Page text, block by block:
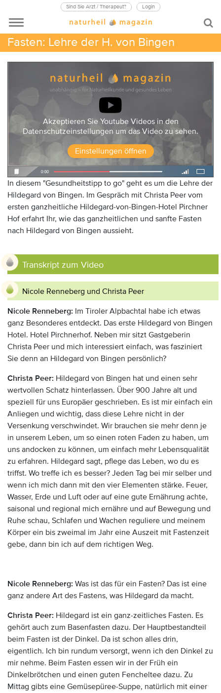
Sind Sie Arzt / Therapeut? Login
Fasten: Lehre der H. von Bingen
Akzeptieren Sie Youtube Videos in den
Datenschutzeinstellungen um das Video zu sehen.
Einstellungen öffnen
In diesem "Gesundheitstipp to go" geht es um die Lehre der
Hildegard von Bingen. Im Gespräch mit Christa Peer vom
ersten ganzheitliche Hildegard-von-Bingen-Hotel Pirchner
Hof erfahrt Ihr, wie das ganzheitlichen und sanfte Fasten
nach Hildegard von Bingen aussieht.
Transkript zum Video
Nicole Renneberg und Christa Peer
Nicole Renneberg: Im Tiroler Alpbachtal habe ich etwas
ganz Besonderes entdeckt. Das erste Hildegard von Bingen
Hotel. Hotel Pirchnerhof. Neben mir sitzt Gastgeberin
Christa Peer und mich interessiert einfach, was fasziniert
Sie denn an Hildegard von Bingen persönlich?
Christa Peer: Hildegard von Bingen hat und einen sehr
wertvollen Schatz hinterlassen. Über 900 Jahre alt und
speziell für uns Europäer geschrieben. Es ist mir einfach ein
Anliegen und wichtig, dass diese Lehre nicht in der
Versenkung verschwindet. Wir brauchen sie mehr denn je
in unserem Leben, um so einen roten Faden zu haben, um
uns andocken zu können, um einfach mehr Lebensqualität
zu erfahren. Hildegard sagt, pflege das Leben, wo du es
triffst. Wo treffe ich es besser? Jeden Tag bei mir selber und
wenn ich mich dann mit den vier Elementen stärke. Feuer,
Wasser, Erde und Luft oder auf eine gute Ernährung achte,
saisonal und regional mich ernähre und auf Bewegung und
Ruhe schau, Schlafen und Wachen reguliere und meinem
Körper ein bis zweimal im Jahr eine Auszeit mit Fastenzeit
gebe, dann bin ich auf dem richtigen Weg.
Nicole Renneberg: Was ist das für ein Fasten? Das ist eine
ganz andere Art des Fastens, was Hildegard da macht.
Christa Peer: Hildegard ist ein ganz-zeitliches Fasten. Es
gehört auch zum Basenfasten dazu. Der Hauptbestandteil
beim Fasten ist der Dinkel. Da ist schon alles drin,
eigentlich. Ich bin rundum versorgt, wenn ich den Dinkel zu
mir nehme. Beim Fasten essen wir in der Früh ein
Dinkelbrötchen und einen guten Fencheltee dazu. Zu
Mittag gibts eine Gemüsepüree-Suppe, natürlich mit einer